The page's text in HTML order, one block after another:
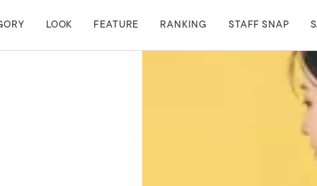
LOOK FEATURE RANKING STAFF SNAP